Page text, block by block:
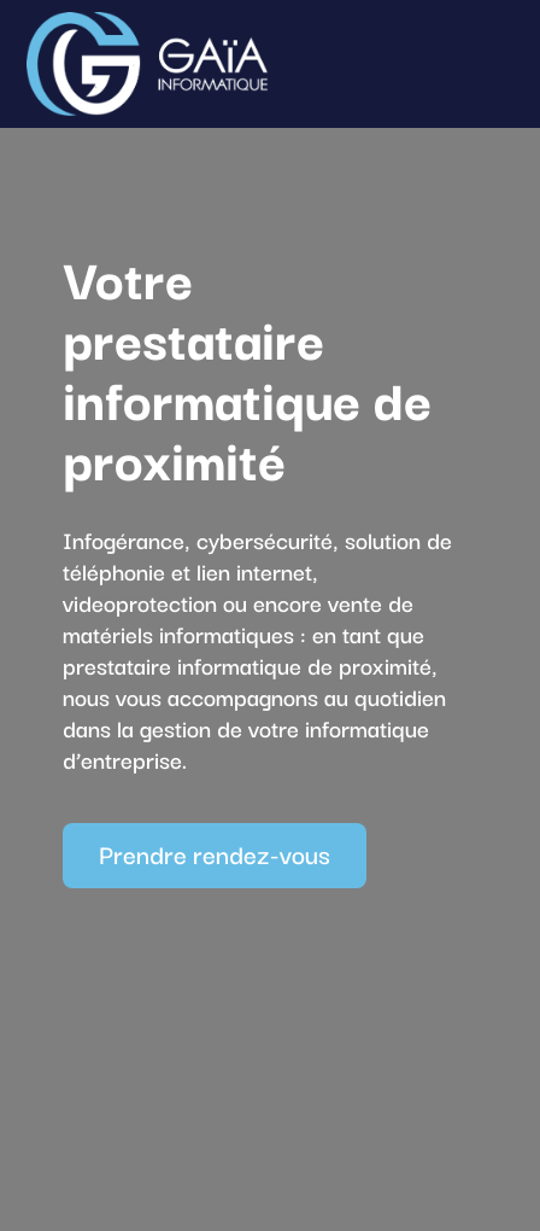
Votre
prestataire
informatique de
proximité
Infogérance, cybersécurité, solution de
téléphonie et lien internet,
videoprotection ou encore vente de
matériels informatiques : en tant que
prestataire informatique de proximité,
nous vous accompagnons au quotidien
dans la gestion de votre informatique
d’entreprise.
Prendre rendez-vous